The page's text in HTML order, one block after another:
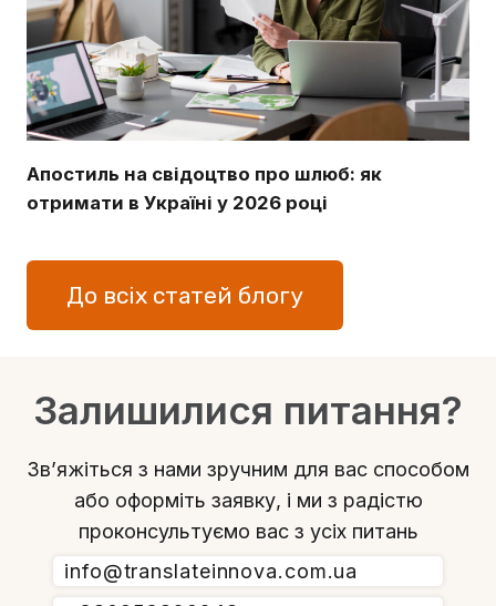
Апостиль на свідоцтво про шлюб: як
отримати в Україні у 2026 році
До всіх статей блогу
Залишилися питання?
Зв’яжіться з нами зручним для вас способом
або оформіть заявку, і ми з радістю
проконсультуємо вас з усіх питань
info@translateinnova.com.ua